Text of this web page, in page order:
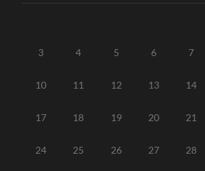
3 4 5 6 7
10 11 12 13 14
17 18 19 20 21
24 25 26 27 28